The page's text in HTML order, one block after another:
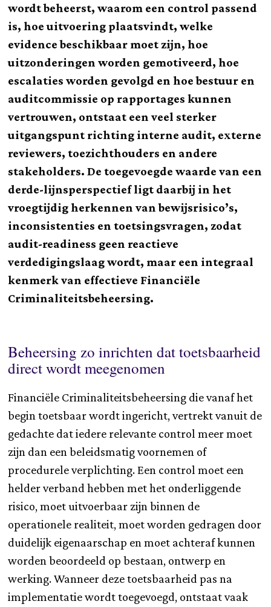
wordt beheerst, waarom een control passend
is, hoe uitvoering plaatsvindt, welke
evidence beschikbaar moet zijn, hoe
uitzonderingen worden gemotiveerd, hoe
escalaties worden gevolgd en hoe bestuur en
auditcommissie op rapportages kunnen
vertrouwen, ontstaat een veel sterker
uitgangspunt richting interne audit, externe
reviewers, toezichthouders en andere
stakeholders. De toegevoegde waarde van een
derde-lijnsperspectief ligt daarbij in het
vroegtijdig herkennen van bewijsrisico’s,
inconsistenties en toetsingsvragen, zodat
audit-readiness geen reactieve
verdedigingslaag wordt, maar een integraal
kenmerk van effectieve Financiële
Criminaliteitsbeheersing.
Beheersing zo inrichten dat toetsbaarheid
direct wordt meegenomen
Financiële Criminaliteitsbeheersing die vanaf het
begin toetsbaar wordt ingericht, vertrekt vanuit de
gedachte dat iedere relevante control meer moet
zijn dan een beleidsmatig voornemen of
procedurele verplichting. Een control moet een
helder verband hebben met het onderliggende
risico, moet uitvoerbaar zijn binnen de
operationele realiteit, moet worden gedragen door
duidelijk eigenaarschap en moet achteraf kunnen
worden beoordeeld op bestaan, ontwerp en
werking. Wanneer deze toetsbaarheid pas na
implementatie wordt toegevoegd, ontstaat vaak